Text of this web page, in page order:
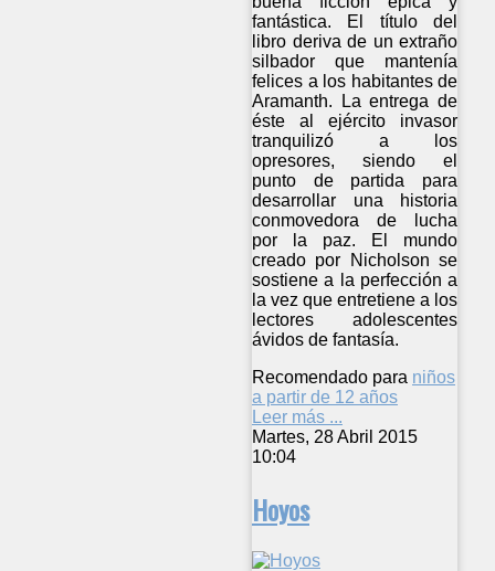
fantástica. El título del
libro deriva de un extraño
silbador que mantenía
felices a los habitantes de
Aramanth. La entrega de
éste al ejército invasor
tranquilizó a los
opresores, siendo el
punto de partida para
desarrollar una historia
conmovedora de lucha
por la paz. El mundo
creado por Nicholson se
sostiene a la perfección a
la vez que entretiene a los
lectores adolescentes
ávidos de fantasía.
Recomendado para niños
a partir de 12 años
Leer más ...
Martes, 28 Abril 2015
10:04
Hoyos